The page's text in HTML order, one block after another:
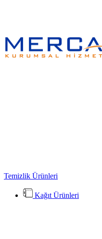
Temizlik Ürünleri
Kağıt Ürünleri